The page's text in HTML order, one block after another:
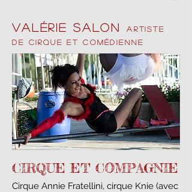
Valérie Salon
Artiste
de cirque et comédienne
CIRQUE ET COMPAGNIE
​Cirque Annie Fratellini, cirque Knie (avec